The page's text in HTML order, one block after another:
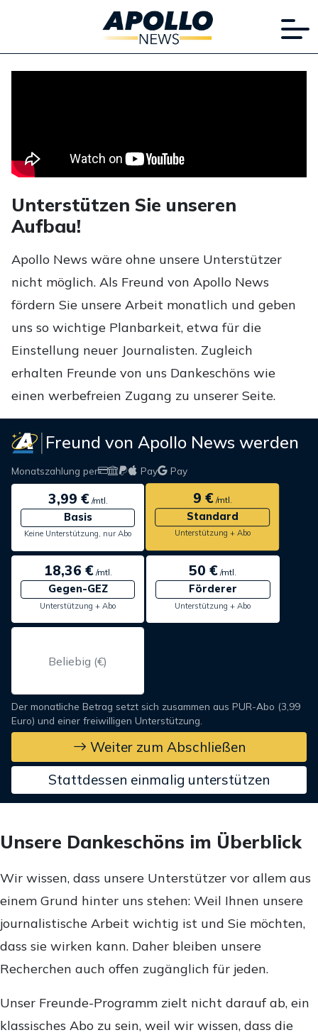
Unterstützen Sie unseren
Aufbau!
Apollo News wäre ohne unsere Unterstützer
nicht möglich. Als Freund von Apollo News
fördern Sie unsere Arbeit monatlich und geben
uns so wichtige Planbarkeit, etwa für die
Einstellung neuer Journalisten. Zugleich
erhalten Freunde von uns Dankeschöns wie
einen werbefreien Zugang zu unserer Seite.
Freund von Apollo News werden
Monatszahlung per Pay Pay
3,99 €/mtl.
Basis
Keine Unterstützung, nur Abo
9 €/mtl.
Standard
Unterstützung + Abo
18,36 €/mtl.
Gegen-GEZ
Unterstützung + Abo
50 € /mtl.
Förderer
Unterstützung + Abo
Der monatliche Betrag setzt sich zusammen aus PUR-Abo (3,99
Euro) und einer freiwilligen Unterstützung.
Weiter zum Abschließen
Stattdessen einmalig unterstützen
Unsere Dankeschöns im Überblick
Wir wissen, dass unsere Unterstützer vor allem aus
einem Grund hinter uns stehen: Weil Ihnen unsere
journalistische Arbeit wichtig ist und Sie möchten,
dass sie wirken kann. Daher bleiben unsere
Recherchen auch offen zugänglich für jeden.
Unser Freunde-Programm zielt nicht darauf ab, ein
klassisches Abo zu sein, weil wir wissen, dass die